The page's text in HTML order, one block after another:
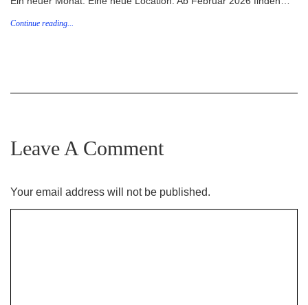
Continue reading...
Leave A Comment
Your email address will not be published.